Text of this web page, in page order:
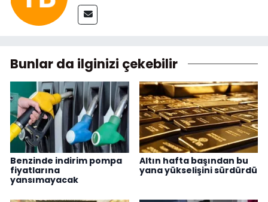
Bunlar da ilginizi çekebilir
Benzinde indirim pompa
fiyatlarına
yansımayacak
Altın hafta başından bu
yana yükselişini sürdürdü